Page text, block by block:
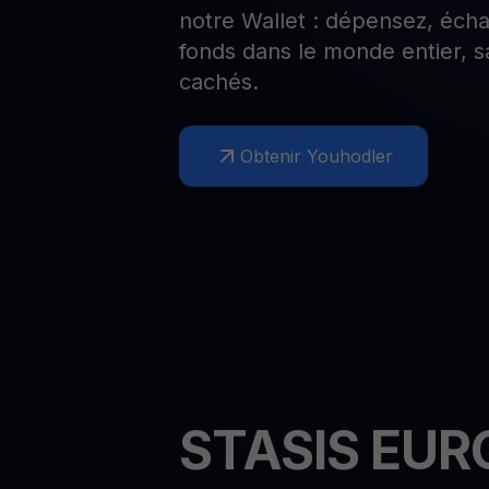
Web3 wallet
Votre patrimoine Web3 géré en un seul endroit
notre Wallet : dépensez,
fonds dans le monde entier,
cachés.
Obtenir Youhodler
STASIS